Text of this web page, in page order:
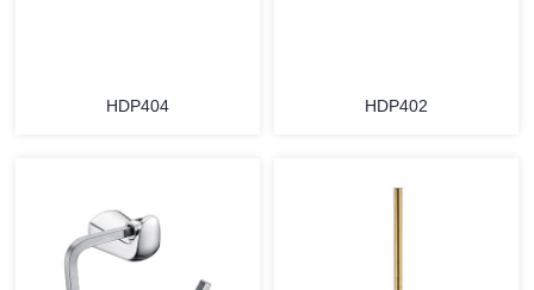
HDP404 HDP402